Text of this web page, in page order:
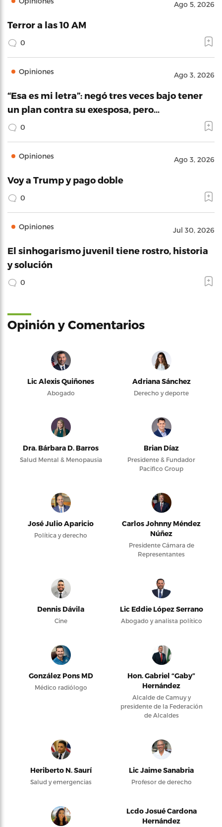
Ago 5, 2026
Terror a las 10 AM
0
Opiniones Ago 3, 2026
“Esa es mi letra”: negó tres veces bajo tener
un plan contra su exesposa, pero…
0
Opiniones Ago 3, 2026
Voy a Trump y pago doble
0
Opiniones Jul 30, 2026
El sinhogarismo juvenil tiene rostro, historia
y solución
0
Opinión y Comentarios
Lic Alexis Quiñones
Abogado
Adriana Sánchez
Derecho y deporte
Dra. Bárbara D. Barros
Salud Mental & Menopausia
Brian Díaz
Presidente & Fundador
Pacifico Group
José Julio Aparicio
Política y derecho
Carlos Johnny Méndez
Núñez
Presidente Cámara de
Representantes
Dennis Dávila
Cine
Lic Eddie López Serrano
Abogado y analista político
González Pons MD
Médico radiólogo
Hon. Gabriel “Gaby”
Hernández
Alcalde de Camuy y
presidente de la Federación
de Alcaldes
Heriberto N. Saurí
Salud y emergencias
Lic Jaime Sanabria
Profesor de derecho
Lcdo Josué Cardona
Hernández